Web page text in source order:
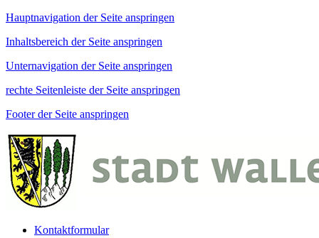
Hauptnavigation der Seite anspringen
Inhaltsbereich der Seite anspringen
Unternavigation der Seite anspringen
rechte Seitenleiste der Seite anspringen
Footer der Seite anspringen
Kontaktformular